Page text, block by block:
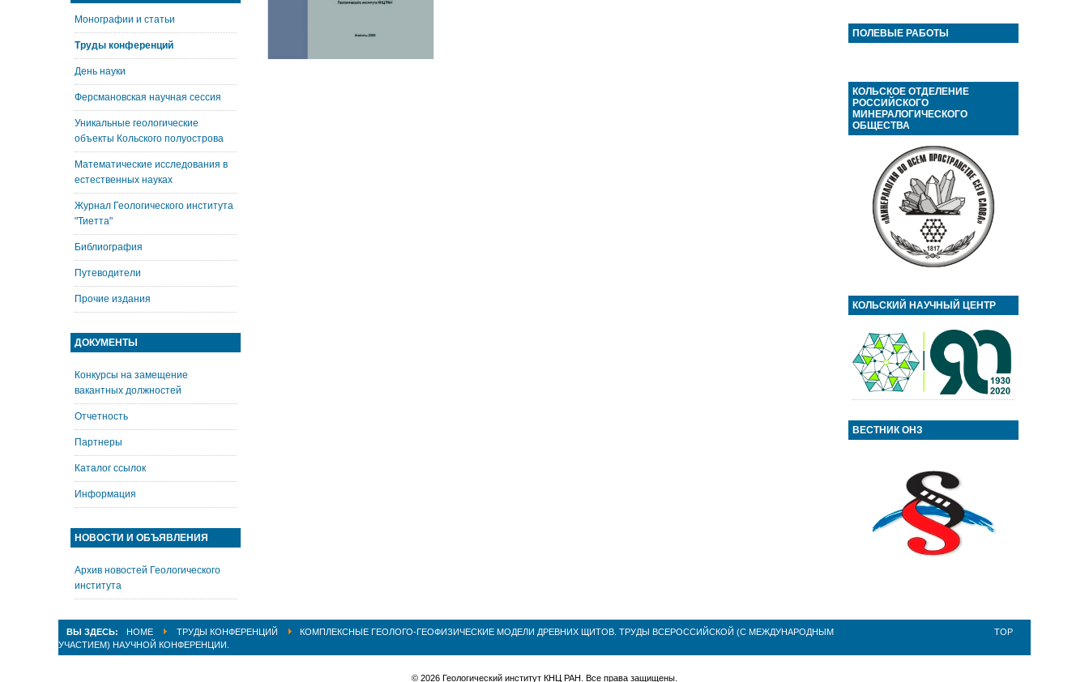
Монографии и статьи
Труды конференций
День науки
Ферсмановская научная сессия
Уникальные геологические
объекты Кольского полуострова
Математические исследования в
естественных науках
Журнал Геологического института
"Тиетта"
Библиография
Путеводители
Прочие издания
ДОКУМЕНТЫ
Конкурсы на замещение
вакантных должностей
Отчетность
Партнеры
Каталог ссылок
Информация
НОВОСТИ И ОБЪЯВЛЕНИЯ
Архив новостей Геологического
института
ПОЛЕВЫЕ РАБОТЫ
КОЛЬСКОЕ ОТДЕЛЕНИЕ
РОССИЙСКОГО
МИНЕРАЛОГИЧЕСКОГО
ОБЩЕСТВА
КОЛЬСКИЙ НАУЧНЫЙ ЦЕНТР
ВЕСТНИК ОНЗ
ВЫ ЗДЕСЬ: HOME ТРУДЫ КОНФЕРЕНЦИЙ
КОМПЛЕКСНЫЕ ГЕОЛОГО-ГЕОФИЗИЧЕСКИЕ МОДЕЛИ ДРЕВНИХ ЩИТОВ. ТРУДЫ ВСЕРОССИЙСКОЙ (С МЕЖДУНАРОДНЫМ
УЧАСТИЕМ) НАУЧНОЙ КОНФЕРЕНЦИИ.
TOP
© 2026 Геологический институт КНЦ РАН. Все права защищены.